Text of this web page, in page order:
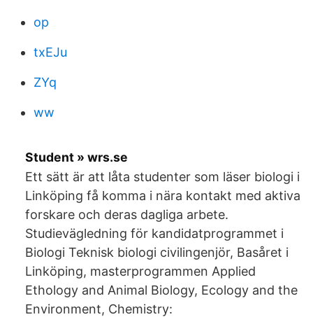
op
txEJu
ZYq
ww
Student » wrs.se
Ett sätt är att låta studenter som läser biologi i
Linköping få komma i nära kontakt med aktiva
forskare och deras dagliga arbete.
Studievägledning för kandidatprogrammet i
Biologi Teknisk biologi civilingenjör, Basåret i
Linköping, masterprogrammen Applied
Ethology and Animal Biology, Ecology and the
Environment, Chemistry: